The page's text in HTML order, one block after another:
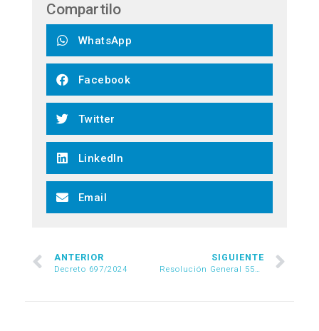
Compartilo
WhatsApp
Facebook
Twitter
LinkedIn
Email
ANTERIOR
Decreto 697/2024
SIGUIENTE
Resolución General 5540/2024